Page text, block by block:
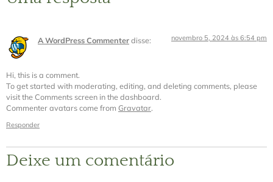
A WordPress Commenterdisse: novembro 5, 2024 às 6:54 pm
Hi, this is a comment.
To get started with moderating, editing, and deleting comments, please
visit the Comments screen in the dashboard.
Commenter avatars come from Gravatar.
Responder
Deixe um comentário